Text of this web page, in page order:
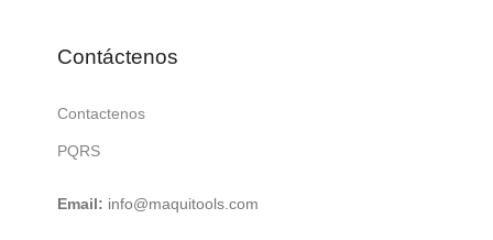
Contáctenos
Contactenos
PQRS
Email: info@maquitools.com